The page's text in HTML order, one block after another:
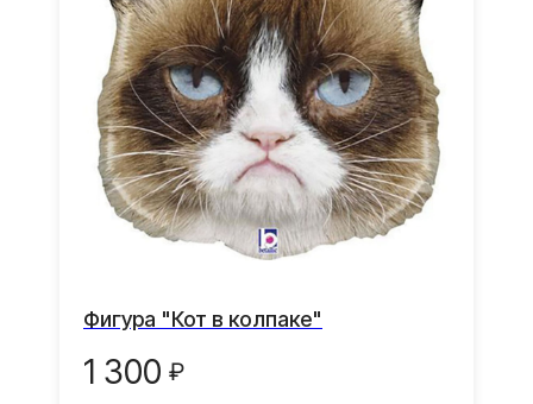
Фигура "Кот в колпаке"
1 300 ₽
К каждой композиции
грузик в подарок
Грузик в подарок
Ваши воздушные шары
защищены во время
доставки от повреждений
Транспортировочный
пакет в подарок